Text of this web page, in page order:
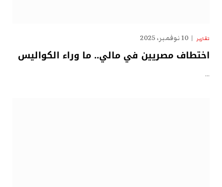
تقارير 10 نوفمبر، 2025
اختطاف مصريين في مالي.. ما وراء الكواليس
…